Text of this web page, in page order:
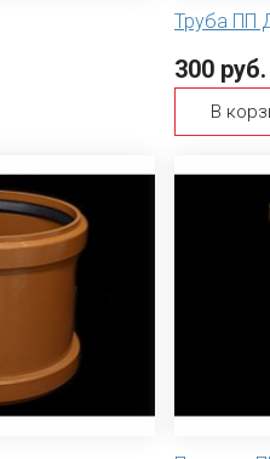
Труба ПП
300 руб.
В